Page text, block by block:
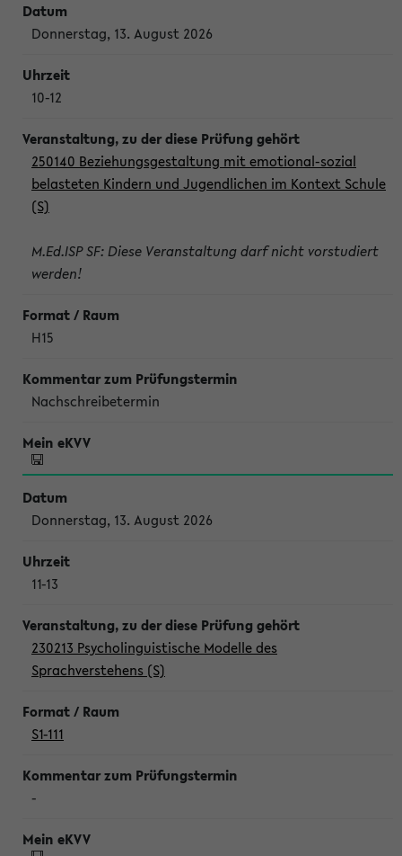
Donnerstag, 13. August 2026
10-12
250140 Beziehungsgestaltung mit emotional-sozial
belasteten Kindern und Jugendlichen im Kontext Schule
(S)
M.Ed.ISP SF: Diese Veranstaltung darf nicht vorstudiert
werden!
H15
Nachschreibetermin
Donnerstag, 13. August 2026
11-13
230213 Psycholinguistische Modelle des
Sprachverstehens (S)
S1-111
-